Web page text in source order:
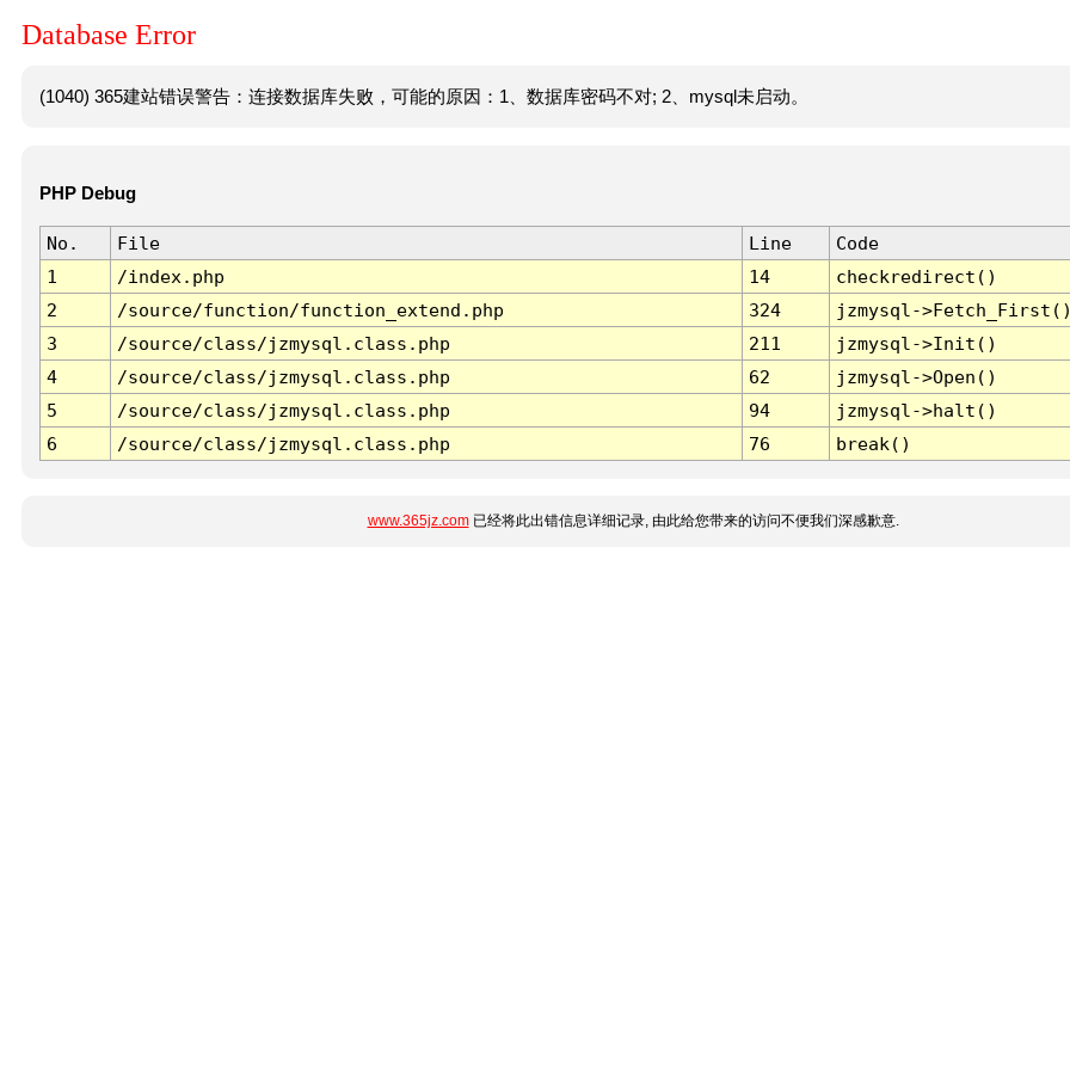
Database Error
(1040) 365建站错误警告：连接数据库失败，可能的原因：1、数据库密码不对; 2、mysql未启动。
PHP Debug
No. File Line
Code
1
/index.php 14
checkredirect()
2
/source/function/function_extend.php 324
jzmysql-
3
/source/class/jzmysql.class.php 211
jzmysql->Init()
4
/source/class/jzmysql.class.php 62
jzmysql->Open()
5
/source/class/jzmysql.class.php 94
jzmysql->halt()
6
/source/class/jzmysql.class.php 76 break()
www.365jz.com已经将此出错信息详细记录, 由此给您带来的访问不便我们深感歉意.